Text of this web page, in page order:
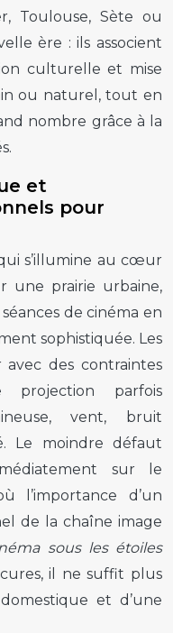
Toulouse, Sète ou
ère : ils associent
culturelle et mise
ou naturel, tout en
nombre grâce à la
et
pour
s’illumine au cœur
une prairie urbaine,
de cinéma en
sophistiquée. Les
des contraintes
projection parfois
vent, bruit
Le moindre défaut
sur le
l’importance d’un
de la chaîne image
sous les étoiles
il ne suffit plus
et d’une